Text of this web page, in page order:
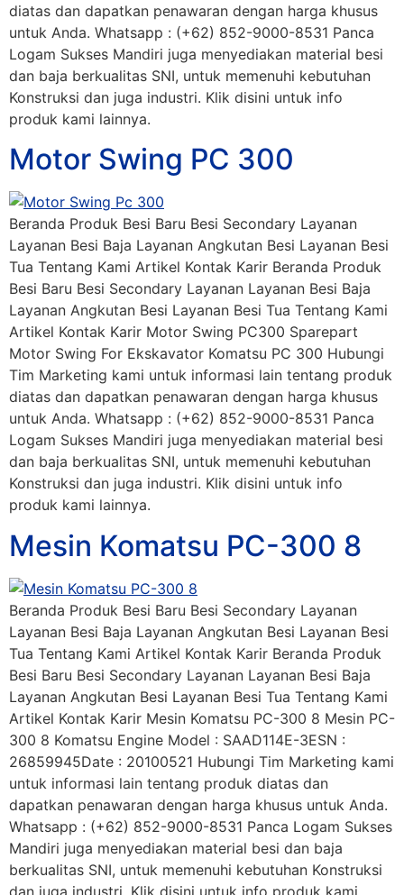
diatas dan dapatkan penawaran dengan harga khusus
untuk Anda. Whatsapp : (+62) 852-9000-8531 Panca
Logam Sukses Mandiri juga menyediakan material besi
dan baja berkualitas SNI, untuk memenuhi kebutuhan
Konstruksi dan juga industri. Klik disini untuk info
produk kami lainnya.
Motor Swing PC 300
Beranda Produk Besi Baru Besi Secondary Layanan
Layanan Besi Baja Layanan Angkutan Besi Layanan Besi
Tua Tentang Kami Artikel Kontak Karir Beranda Produk
Besi Baru Besi Secondary Layanan Layanan Besi Baja
Layanan Angkutan Besi Layanan Besi Tua Tentang Kami
Artikel Kontak Karir Motor Swing PC300 Sparepart
Motor Swing For Ekskavator Komatsu PC 300 Hubungi
Tim Marketing kami untuk informasi lain tentang produk
diatas dan dapatkan penawaran dengan harga khusus
untuk Anda. Whatsapp : (+62) 852-9000-8531 Panca
Logam Sukses Mandiri juga menyediakan material besi
dan baja berkualitas SNI, untuk memenuhi kebutuhan
Konstruksi dan juga industri. Klik disini untuk info
produk kami lainnya.
Mesin Komatsu PC-300 8
Beranda Produk Besi Baru Besi Secondary Layanan
Layanan Besi Baja Layanan Angkutan Besi Layanan Besi
Tua Tentang Kami Artikel Kontak Karir Beranda Produk
Besi Baru Besi Secondary Layanan Layanan Besi Baja
Layanan Angkutan Besi Layanan Besi Tua Tentang Kami
Artikel Kontak Karir Mesin Komatsu PC-300 8 Mesin PC-
300 8 Komatsu Engine Model : SAAD114E-3ESN :
26859945Date : 20100521 Hubungi Tim Marketing kami
untuk informasi lain tentang produk diatas dan
dapatkan penawaran dengan harga khusus untuk Anda.
Whatsapp : (+62) 852-9000-8531 Panca Logam Sukses
Mandiri juga menyediakan material besi dan baja
berkualitas SNI, untuk memenuhi kebutuhan Konstruksi
dan juga industri. Klik disini untuk info produk kami